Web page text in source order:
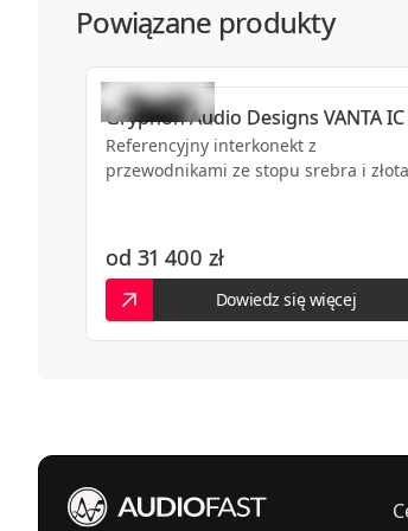
Powiązane produkty
Gryphon Audio Designs VANTA IC
Referencyjny interkonekt z
przewodnikami ze stopu srebra i złota
od 31 400 zł
Dowiedz się więcej